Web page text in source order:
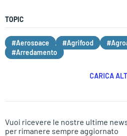
TOPIC
#Aerospace #Agrifood
#Arredamento
CARICA
Vuoi ricevere le nostre ultime
per rimanere sempre aggiornato